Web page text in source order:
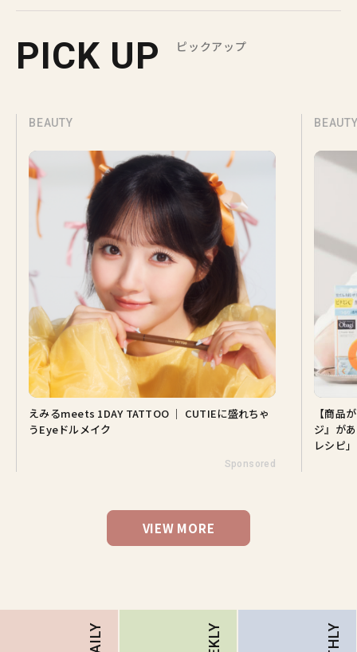
PICK UP ピックアップ
BEAUTY
えみるmeets 1DAY TATTOO ｜ CUTIEに盛れちゃ
うEyeドルメイク
Sponsored
【商品
ジ』が
レシピ」
VIEW MORE
DAILY